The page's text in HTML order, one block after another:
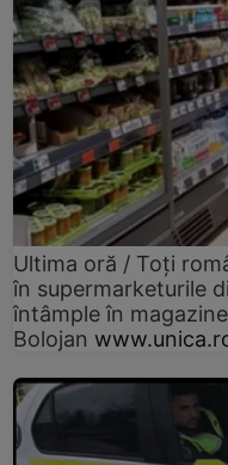
Ultima oră / Toți
în supermarketurile
întâmple în
Bolojan